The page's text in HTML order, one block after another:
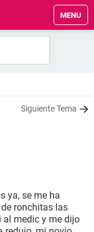
MENU
Siguiente Tema
ya, se me ha
ronchitas las
al medic y me dijo